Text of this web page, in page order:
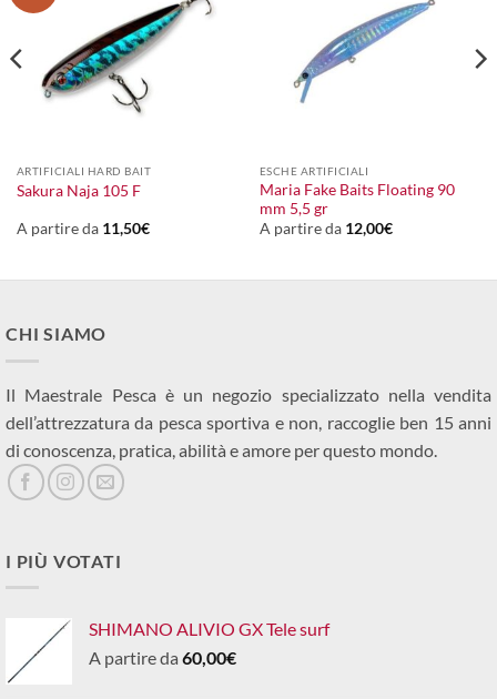
ARTIFICIALI HARD BAIT
Sakura Naja 105 F
A partire da 11,50€
ESCHE ARTIFICIALI
Maria Fake Baits Floating 90
mm 5,5 gr
A partire da 12,00€
CHI SIAMO
Il Maestrale Pesca è un negozio specializzato nella vendita
dell’attrezzatura da pesca sportiva e non, raccoglie ben 15 anni
di conoscenza, pratica, abilità e amore per questo mondo.
I PIÙ VOTATI
SHIMANO ALIVIO GX Tele surf
A partire da 60,00€